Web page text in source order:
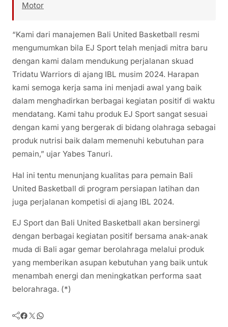
Motor
“Kami dari manajemen Bali United Basketball resmi
mengumumkan bila EJ Sport telah menjadi mitra baru
dengan kami dalam mendukung perjalanan skuad
Tridatu Warriors di ajang IBL musim 2024. Harapan
kami semoga kerja sama ini menjadi awal yang baik
dalam menghadirkan berbagai kegiatan positif di waktu
mendatang. Kami tahu produk EJ Sport sangat sesuai
dengan kami yang bergerak di bidang olahraga sebagai
produk nutrisi baik dalam memenuhi kebutuhan para
pemain,” ujar Yabes Tanuri.
Hal ini tentu menunjang kualitas para pemain Bali
United Basketball di program persiapan latihan dan
juga perjalanan kompetisi di ajang IBL 2024.
EJ Sport dan Bali United Basketball akan bersinergi
dengan berbagai kegiatan positif bersama anak-anak
muda di Bali agar gemar berolahraga melalui produk
yang memberikan asupan kebutuhan yang baik untuk
menambah energi dan meningkatkan performa saat
belorahraga. (*)
Facebook Twitter WhatsApp